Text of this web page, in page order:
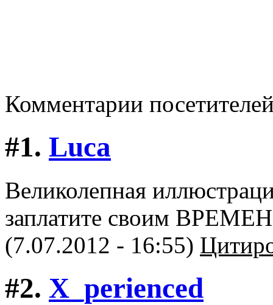
Комментарии
#1. Luca
Великолепная
заплатите своим
(7.07.2012 - 16:55)
#2. X_perienced